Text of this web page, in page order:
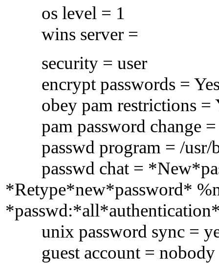
os level = 1
wins server =
security = user
encrypt passwords =
obey pam restrictions =
pam password change =
passwd program = /usr/
passwd chat =
*Retype*new*password*
unix password sync =
guest account = nobody